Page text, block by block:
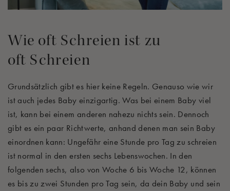
Wie oft Schreien ist zu
oft Schreien
Grundsätzlich gibt es hier keine Regeln. Genauso wie wir
ist auch jedes Baby einzigartig. Was bei einem Baby viel
ist, kann bei einem anderen nahezu nichts sein. Dennoch
gibt es ein paar Richtwerte, anhand denen man sein Baby
einordnen kann: Ungefähr eine Stunde pro Tag zu schreien
ist normal in den ersten sechs Lebenswochen. In den
folgenden sechs, also von Woche 6 bis Woche 12, können
es bis zu zwei Stunden pro Tag sein, da dein Baby und sein